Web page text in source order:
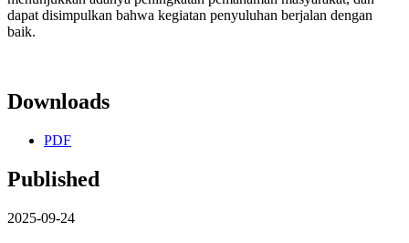
dapat disimpulkan bahwa kegiatan penyuluhan berjalan dengan
baik.
Downloads
PDF
Published
2025-09-24